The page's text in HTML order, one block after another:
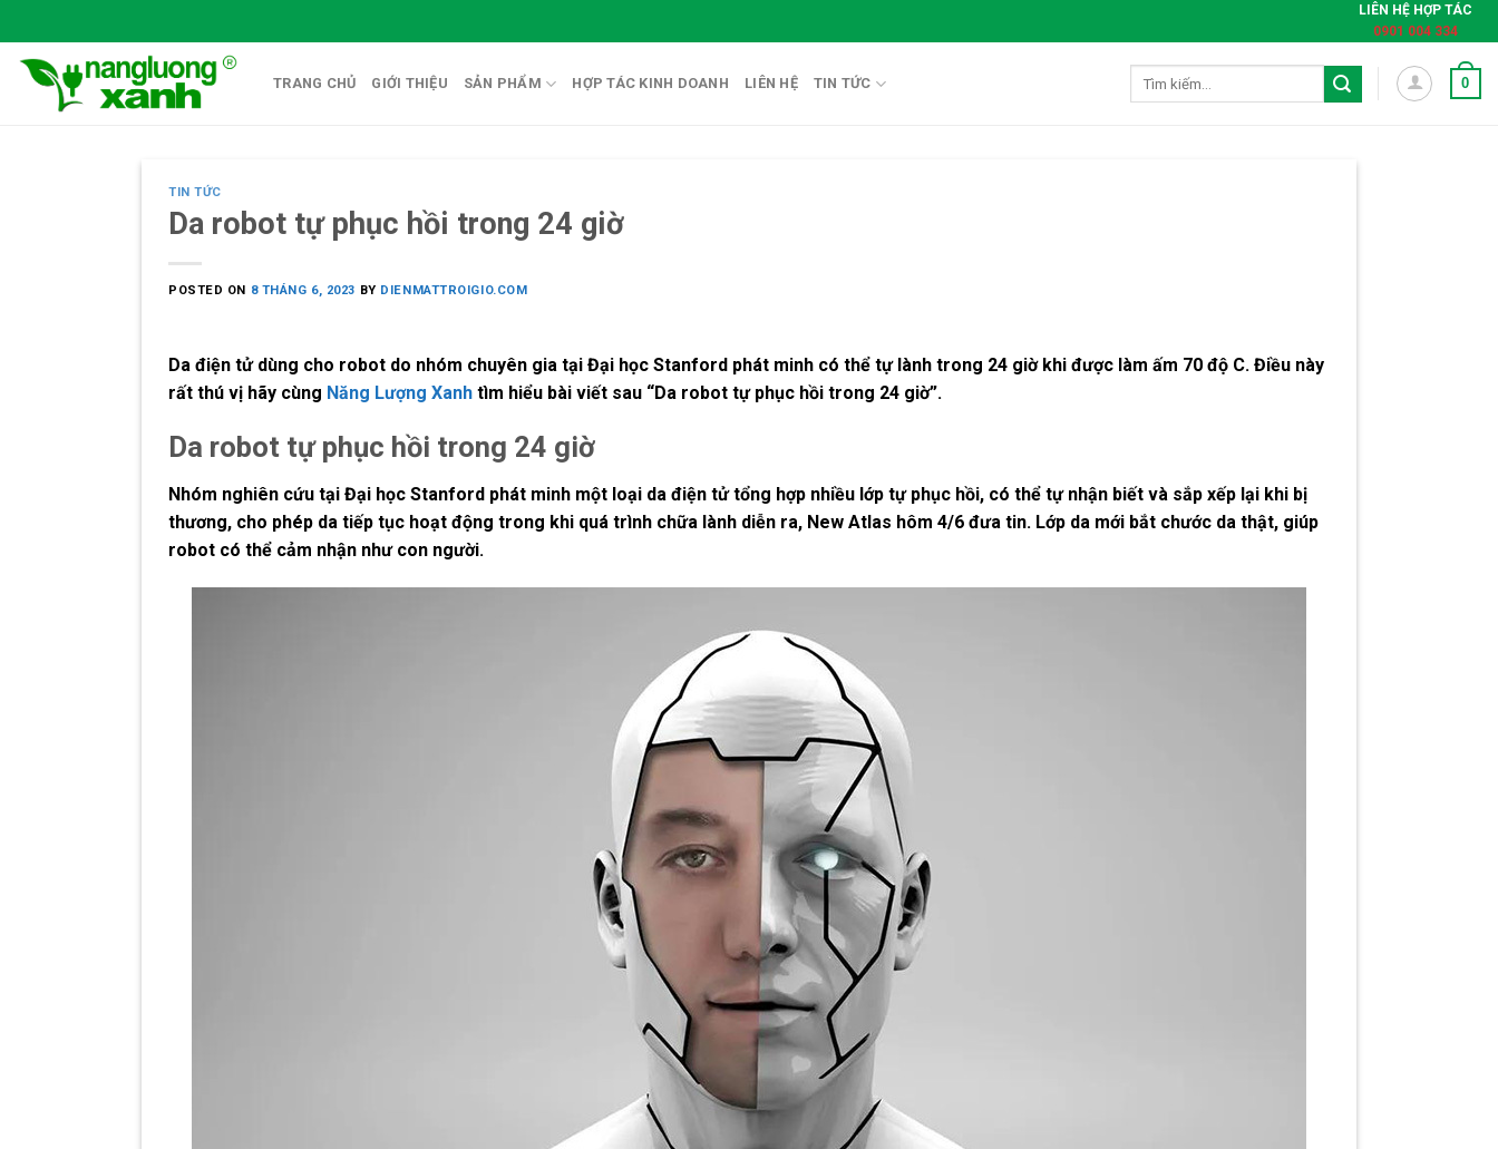
to
content
LIÊN HỆ HỢP TÁC
0901 004 334
TRANG CHỦ GIỚI THIỆU SẢN PHẨM HỢP TÁC KINH DOANH LIÊN HỆ TIN TỨC 0
TIN TỨC
Da robot tự phục hồi trong 24 giờ
POSTED ON 8 THÁNG 6, 2023 BY DIENMATTROIGIO.COM
Da điện tử dùng cho robot do nhóm chuyên gia tại Đại học Stanford phát minh có thể tự lành trong 24 giờ khi được làm ấm 70 độ C. Điều này
rất thú vị hãy cùng Năng Lượng Xanh tìm hiểu bài viết sau “Da robot tự phục hồi trong 24 giờ”.
Da robot tự phục hồi trong 24 giờ
Nhóm nghiên cứu tại Đại học Stanford phát minh một loại da điện tử tổng hợp nhiều lớp tự phục hồi, có thể tự nhận biết và sắp xếp lại khi bị
thương, cho phép da tiếp tục hoạt động trong khi quá trình chữa lành diễn ra, New Atlas hôm 4/6 đưa tin. Lớp da mới bắt chước da thật, giúp
robot có thể cảm nhận như con người.